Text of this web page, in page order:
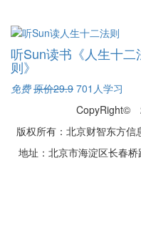
听Sun读书《人生十二
则》
免费 原价29.9 701人学习
CopyRight©
版权所有：北京财智东方信
地址：北京市海淀区长春